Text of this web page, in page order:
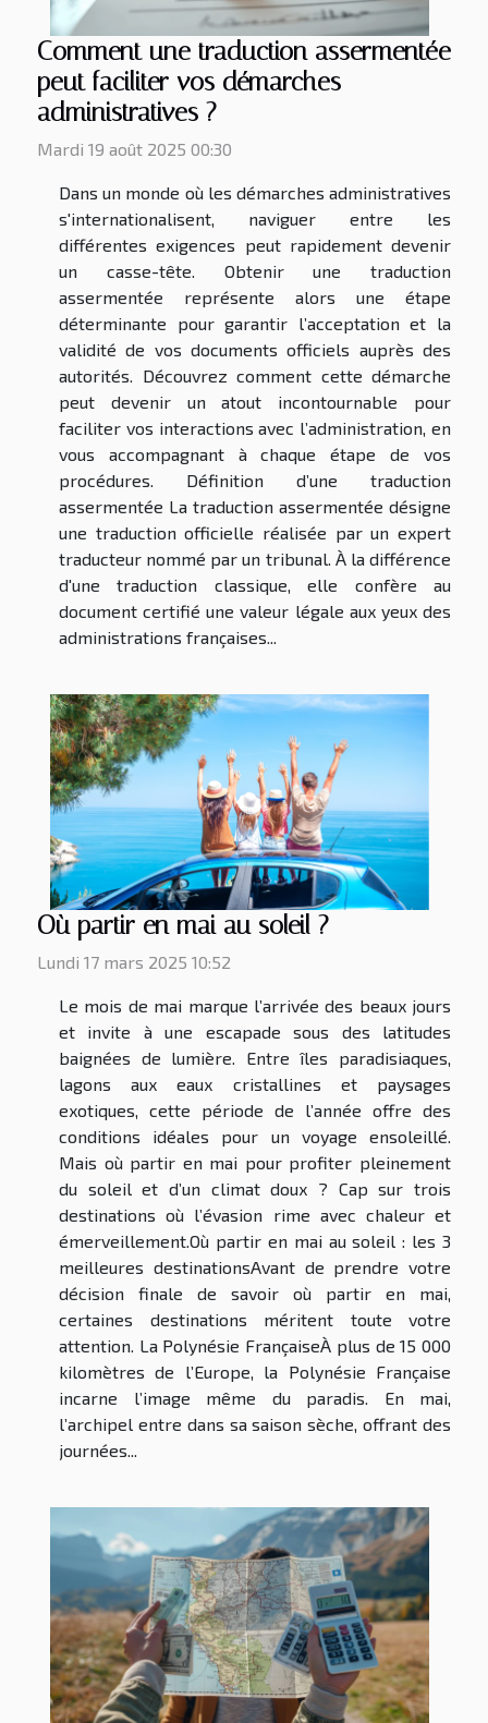
Comment une traduction assermentée
peut faciliter vos démarches
administratives ?
Mardi 19 août 2025 00:30
Dans un monde où les démarches administratives
s'internationalisent, naviguer entre les
différentes exigences peut rapidement devenir
un casse-tête. Obtenir une traduction
assermentée représente alors une étape
déterminante pour garantir l’acceptation et la
validité de vos documents officiels auprès des
autorités. Découvrez comment cette démarche
peut devenir un atout incontournable pour
faciliter vos interactions avec l’administration, en
vous accompagnant à chaque étape de vos
procédures. Définition d’une traduction
assermentée La traduction assermentée désigne
une traduction officielle réalisée par un expert
traducteur nommé par un tribunal. À la différence
d'une traduction classique, elle confère au
document certifié une valeur légale aux yeux des
administrations françaises...
Où partir en mai au soleil ?
Lundi 17 mars 2025 10:52
Le mois de mai marque l’arrivée des beaux jours
et invite à une escapade sous des latitudes
baignées de lumière. Entre îles paradisiaques,
lagons aux eaux cristallines et paysages
exotiques, cette période de l’année offre des
conditions idéales pour un voyage ensoleillé.
Mais où partir en mai pour profiter pleinement
du soleil et d’un climat doux ? Cap sur trois
destinations où l’évasion rime avec chaleur et
émerveillement.Où partir en mai au soleil : les 3
meilleures destinationsAvant de prendre votre
décision finale de savoir où partir en mai,
certaines destinations méritent toute votre
attention. La Polynésie FrançaiseÀ plus de 15 000
kilomètres de l’Europe, la Polynésie Française
incarne l’image même du paradis. En mai,
l’archipel entre dans sa saison sèche, offrant des
journées...